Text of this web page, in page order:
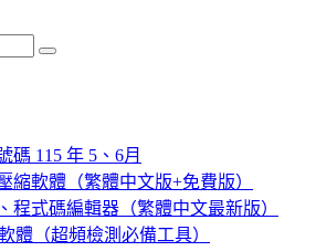
Search
碼 115 年 5、6月
縮軟體（繁體中文版+免費版）
程式碼編輯器（繁體中文最新版）
體（超頻檢測必備工具）